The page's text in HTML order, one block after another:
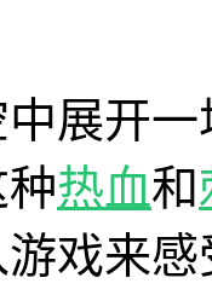
展开
热血和
戏来